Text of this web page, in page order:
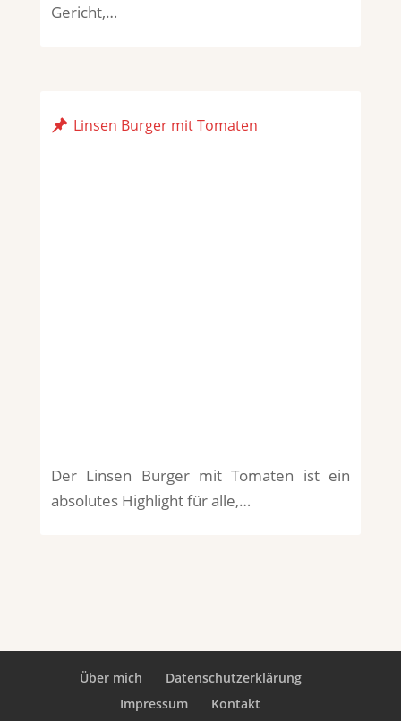
Gericht,…
Linsen Burger mit Tomaten
Der Linsen Burger mit Tomaten ist ein
absolutes Highlight für alle,…
Über mich
Datenschutzerklärung
Impressum
Kontakt